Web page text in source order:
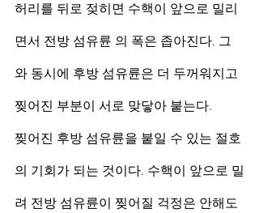
허리를 뒤로 젖히면 수핵이 앞으로 밀리
면서 전방 섬유륜 의 폭은 좁아진다. 그
와 동시에 후방 섬유륜은 더 두꺼워지고
찢어진 부분이 서로 맞닿아 붙는다.
찢어진 후방 섬유륜을 붙일 수 있는 절호
의 기회가 되는 것이다. 수핵이 앞으로 밀
려 전방 섬유륜이 찢어질 걱정은 안해도